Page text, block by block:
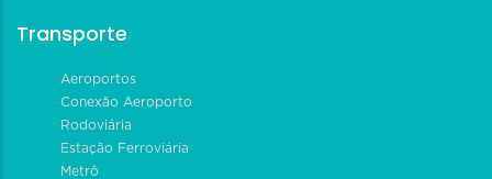
Transporte
Aeroportos
Conexão Aeroporto
Rodoviária
Estação Ferroviária
Metrô